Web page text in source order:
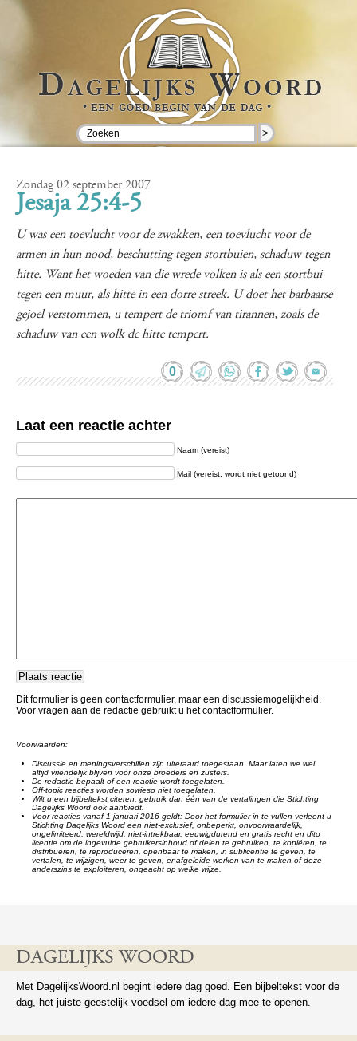
>
Zondag 02 september 2007
Jesaja 25:4-5
U was een toevlucht voor de zwakken, een toevlucht voor de
armen in hun nood, beschutting tegen stortbuien, schaduw tegen
hitte. Want het woeden van die wrede volken is als een stortbui
tegen een muur, als hitte in een dorre streek. U doet het barbaarse
gejoel verstommen, u tempert de triomf van tirannen, zoals de
schaduw van een wolk de hitte tempert.
0
Laat een reactie achter
Naam (vereist)
Mail (vereist, wordt niet getoond)
Dit formulier is geen contactformulier, maar een discussiemogelijkheid.
Voor vragen aan de redactie gebruikt u het contactformulier.
Voorwaarden:
Discussie en meningsverschillen zijn uiteraard toegestaan. Maar laten we wel
altijd vriendelijk blijven voor onze broeders en zusters.
De redactie bepaalt of een reactie wordt toegelaten.
Off-topic reacties worden sowieso niet toegelaten.
Wilt u een bijbeltekst citeren, gebruik dan één van de vertalingen die Stichting
Dagelijks Woord ook aanbiedt.
Voor reacties vanaf 1 januari 2016 geldt: Door het formulier in te vullen verleent u
Stichting Dagelijks Woord een niet-exclusief, onbeperkt, onvoorwaardelijk,
ongelimiteerd, wereldwijd, niet-intrekbaar, eeuwigdurend en gratis recht en dito
licentie om de ingevulde gebruikersinhoud of delen te gebruiken, te kopiëren, te
distribueren, te reproduceren, openbaar te maken, in sublicentie te geven, te
vertalen, te wijzigen, weer te geven, er afgeleide werken van te maken of deze
anderszins te exploiteren, ongeacht op welke wijze.
DAGELIJKS WOORD
Met DagelijksWoord.nl begint iedere dag goed. Een bijbeltekst voor de
dag, het juiste geestelijk voedsel om iedere dag mee te openen.